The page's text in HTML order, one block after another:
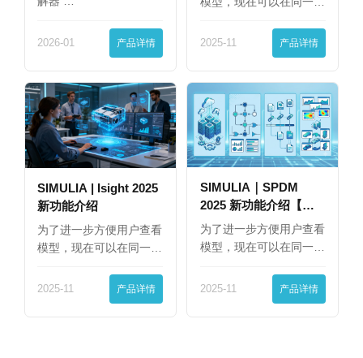
2026-01 产品详情 2025-11 产品详情
SIMULIA | Isight 2025
新功能介绍
为了进一步方便用户查看
模型，现在可以在同一
2025-11 产品详情
SIMULIA｜SPDM
2025 新功能介绍【下
篇】
为了进一步方便用户查看
模型，现在可以在同一
2025-11 产品详情